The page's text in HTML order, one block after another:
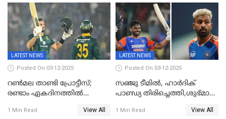
റണ്‍സ് വിജയലക്ഷ്യം
സെമിയിൽ
LATEST NEWS
Posted On 03-12-2025
റണ്‍മല താണ്ടി പ്രോട്ടീസ്;
രണ്ടാം ഏകദിനത്തില്‍
ഒപ്പത്തിനൊപ്പം
1 Min Read View All
LATEST NEWS
Posted On 03-12-2025
സഞ്ജു ടീമില്‍, ഹാര്‍ദിക്
പാണ്ഡ്യ തിരിച്ചെത്തി,​ശുഭ്മാൻ
ഇല്ല;
1 Min Read View All